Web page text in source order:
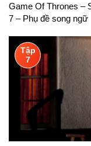
Game Of Thrones –
7 – Phụ đề song ngữ
Tập
7